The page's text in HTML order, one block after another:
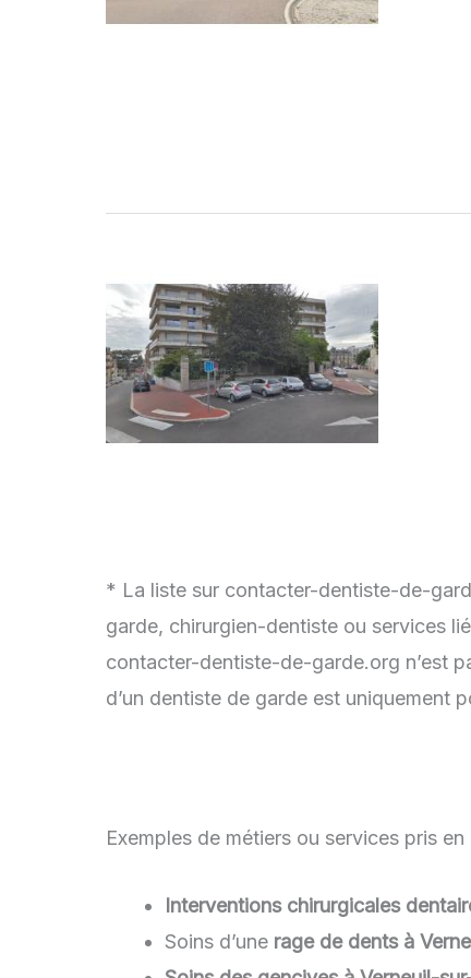
* La liste sur contacter-dentiste-de-
garde, chirurgien-dentiste ou services
contacter-dentiste-de-garde.org n’est
d’un dentiste de garde est uniquement
Exemples de métiers ou services pris
Interventions chirurgicales
Soins d’une rage de dents à